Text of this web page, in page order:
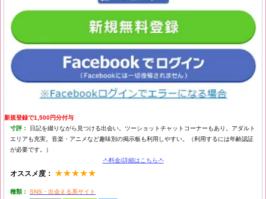
新規登録で1,500円分付与
寸評：
日記を綴りながら見つける出会い。ツーショットチャットコーナーもあり。アダルト
エリアも充実。音楽・アニメなど趣味別の掲示板も利用しやすい。（利用するには年齢認証
が必要です。）
-*-料金/詳細はこちら-*-
オススメ度： ★★★★★
種類：
SNS・出会える系サイト